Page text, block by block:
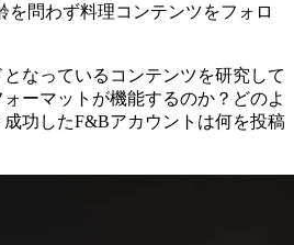
を問わず料理コンテンツをフォロ
なっているコンテンツを研究して
ーマットが機能するのか？どのよ
功したF&Bアカウントは何を投稿